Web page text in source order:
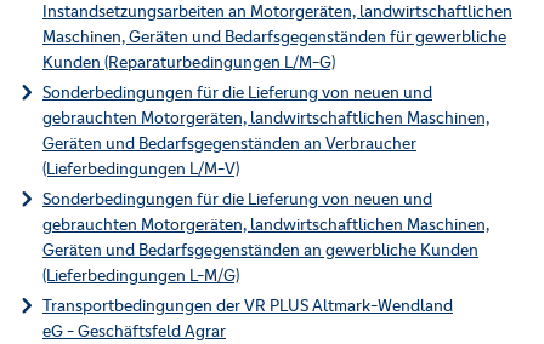
Instandsetzungsarbeiten an Motorgeräten, landwirtschaftlichen
Maschinen, Geräten und Bedarfsgegenständen für gewerbliche
Kunden (Reparaturbedingungen L/M-G)
Sonderbedingungen für die Lieferung von neuen und
gebrauchten Motorgeräten, landwirtschaftlichen Maschinen,
Geräten und Bedarfsgegenständen an Verbraucher
(Lieferbedingungen L/M-V)
Sonderbedingungen für die Lieferung von neuen und
gebrauchten Motorgeräten, landwirtschaftlichen Maschinen,
Geräten und Bedarfsgegenständen an gewerbliche Kunden
(Lieferbedingungen L-M/G)
Transportbedingungen der VR PLUS Altmark-Wendland
eG - Geschäftsfeld Agrar